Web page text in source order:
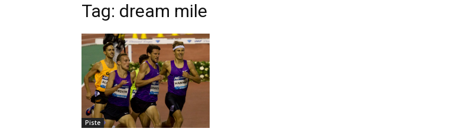
Tag: dream mile
Piste